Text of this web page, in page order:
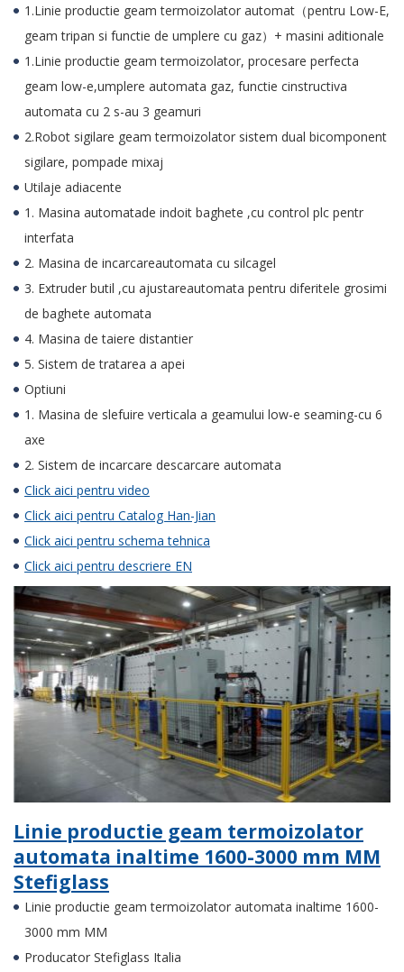
1.Linie productie geam termoizolator automat（pentru Low-E,
geam tripan si functie de umplere cu gaz）+ masini aditionale
1.Linie productie geam termoizolator, procesare perfecta
geam low-e,umplere automata gaz, functie cinstructiva
automata cu 2 s-au 3 geamuri
2.Robot sigilare geam termoizolator sistem dual bicomponent
sigilare, pompade mixaj
Utilaje adiacente
1. Masina automatade indoit baghete ,cu control plc pentr
interfata
2. Masina de incarcareautomata cu silcagel
3. Extruder butil ,cu ajustareautomata pentru diferitele grosimi
de baghete automata
4. Masina de taiere distantier
5. Sistem de tratarea a apei
Optiuni
1. Masina de slefuire verticala a geamului low-e seaming-cu 6
axe
2. Sistem de incarcare descarcare automata
Click aici pentru video
Click aici pentru Catalog Han-Jian
Click aici pentru schema tehnica
Click aici pentru descriere EN
Linie productie geam termoizolator
automata inaltime 1600-3000 mm MM
Stefiglass
Linie productie geam termoizolator automata inaltime 1600-
3000 mm MM
Producator Stefiglass Italia